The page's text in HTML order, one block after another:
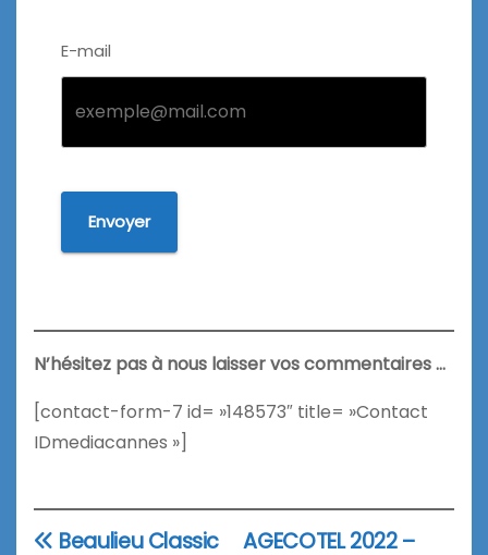
E-mail
Envoyer
N’hésitez pas à nous laisser vos commentaires …
[contact-form-7 id= »148573″ title= »Contact
IDmediacannes »]
AGECOTEL 2022 –
Beaulieu Classic